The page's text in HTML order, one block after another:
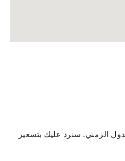
الزمني. سنرد عليك بتسعير